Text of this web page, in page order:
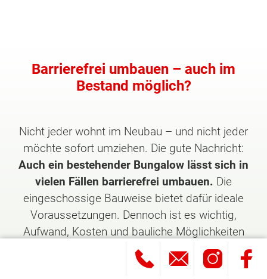
Barrierefrei umbauen – auch im
Bestand möglich?
Nicht jeder wohnt im Neubau – und nicht jeder
möchte sofort umziehen. Die gute Nachricht:
Auch ein bestehender Bungalow lässt sich in
vielen Fällen barrierefrei umbauen. Die
eingeschossige Bauweise bietet dafür ideale
Voraussetzungen. Dennoch ist es wichtig,
Aufwand, Kosten und bauliche Möglichkeiten
realistisch einzuschätzen.